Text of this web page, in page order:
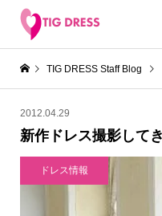
TIG DRESS Staff Blog
2012.04.29
新作ドレス撮影して
ドレス情報